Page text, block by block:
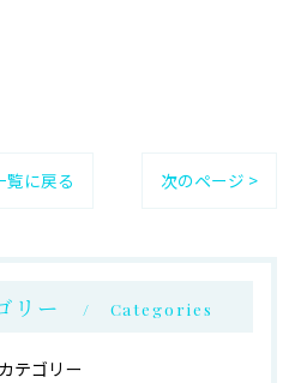
覧に戻る 次のページ >
リー Categories
テゴリー